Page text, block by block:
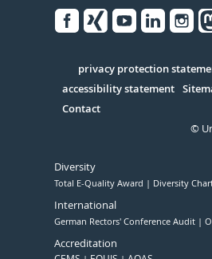
Serivce
privacy protection
accessibility statement
Contact
©
Diversity
Total E-Quality Award Diversity
International
German Rectors' Conference Audit
Accreditation